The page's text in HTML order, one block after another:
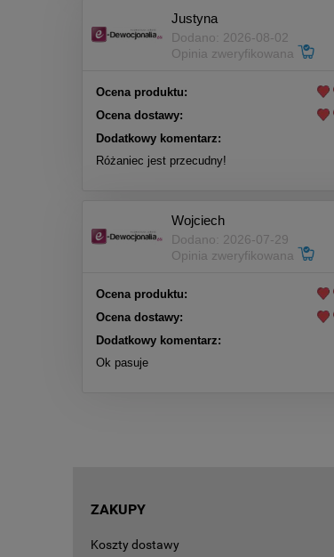
Justyna
Dodano: 2026-08-02
Opinia zweryfikowana
Ocena produktu:
Ocena dostawy:
Dodatkowy komentarz:
Różaniec jest przecudny!
Wojciech
Dodano: 2026-07-29
Opinia zweryfikowana
Ocena produktu:
Ocena dostawy:
Dodatkowy komentarz:
Ok pasuje
ZAKUPY
Koszty dostawy